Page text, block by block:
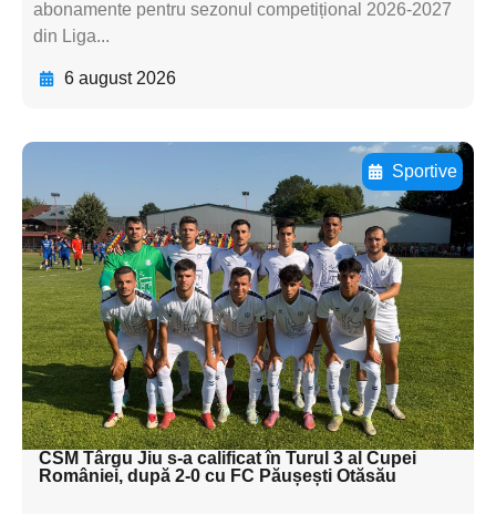
abonamente pentru sezonul competițional 2026-2027
din Liga...
6 august 2026
Sportive
Adaugă aici textul pentru
subtitluAdaugă aici
textul pentru
subtitluAdaugă aici
textul pentru
subtitluAdaugă aici
textul pentru subti
CSM Târgu Jiu s-a calificat în Turul 3 al Cupei
României, după 2-0 cu FC Păușești Otăsău